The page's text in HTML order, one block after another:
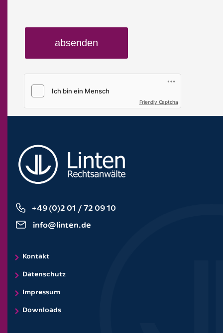
Friendly Captcha
+49 (0)2 01 / 72 09 10
info@linten.de
Kontakt
Datenschutz
Impressum
Downloads